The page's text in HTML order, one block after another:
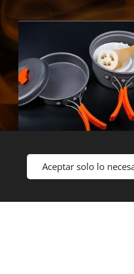
Set de ollas para 2
personas
Aceptar solo lo